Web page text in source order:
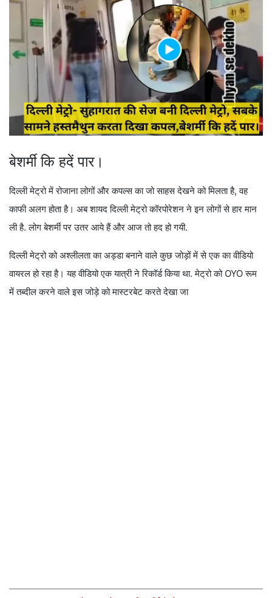
बेशर्मी कि हदें पार।
दिल्ली मेट्रो में रोजाना लोगों और कपल्स का जो साहस देखने को मिलता है, वह
काफी अलग होता है। अब शायद दिल्ली मेट्रो कॉरपोरेशन ने इन लोगों से हार मान
ली है. लोग बेशर्मी पर उतर आये हैं और आज तो हद हो गयी.
दिल्ली मेट्रो को अश्लीलता का अड्डा बनाने वाले कुछ जोड़ों में से एक का वीडियो
वायरल हो रहा है। यह वीडियो एक यात्री ने रिकॉर्ड किया था. मेट्रो को OYO रूम
में तब्दील करने वाले इस जोड़े को मास्टरबेट करते देखा जा